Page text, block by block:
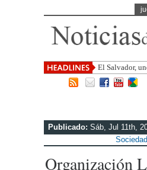
El Salvador,
mayor pr
Publicado: Sáb, Jul 11th,
Sociedad
Organización